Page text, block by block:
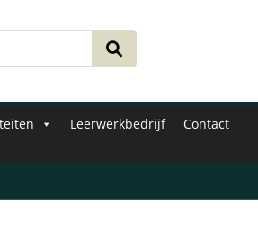
Leerwerkbedrijf Contact